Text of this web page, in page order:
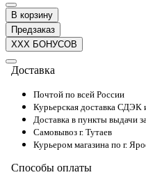
В корзину
Предзаказ
XXX БОНУСОВ
Доставка
Почтой по всей России
Курьерская доставка СДЭК
Доставка в пункты выдачи
Самовывоз г. Тутаев
Курьером магазина по г.
Способы оплаты